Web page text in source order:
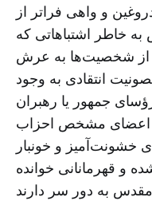
و واهی فراتر از
خاطر اشتباهاتی که
از شخصیت‌ها به عرش
انتقادی به وجود
جمهور یا رهبران
اعضای مشخص احزاب
خشونت‌آمیز و خونبار
و قهرمانانی خوانده